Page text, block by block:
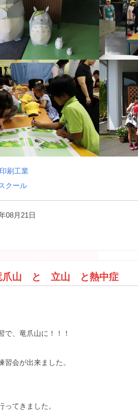
刷工業
クール
08月21日
爪山 と 立山 と熱中症
で、竜爪山に！！！
習会が出来ました。
てきました。